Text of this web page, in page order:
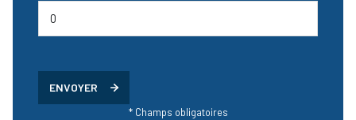
ENVOYER
* Champs obligatoires